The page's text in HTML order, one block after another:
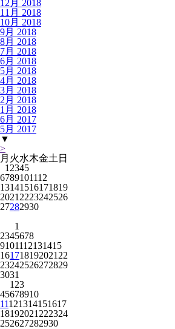
12月 2018
11月 2018
10月 2018
9月 2018
8月 2018
7月 2018
6月 2018
5月 2018
4月 2018
3月 2018
2月 2018
1月 2018
6月 2017
5月 2017
▼
>
月 火水木金土 日
1 2345
6789101112
13141516171819
2021 2223242526
27282930
1
2345678
9101112131415
161718192021 22
23242526272829
3031
1 23
45678910
11121314151617
18192021 222324
252627282930